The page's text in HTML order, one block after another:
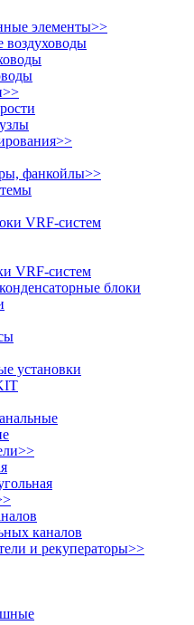
элементы>>
воздуховоды
>>
>>
фанкойлы>>
VRF-систем
VRF-систем
блоки
установки
>>
каналов
и рекуператоры>>